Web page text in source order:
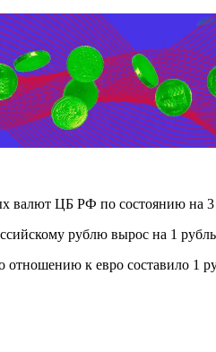
ЦБ РФ по состоянию на 3
рублю вырос на 1
отношению к евро составило 1